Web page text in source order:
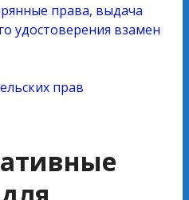
права, выдача
удостоверения взамен
прав